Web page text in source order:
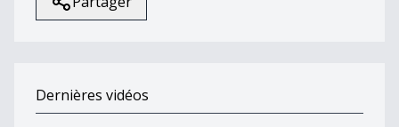
Dernières vidéos